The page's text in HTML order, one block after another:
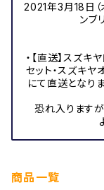
2021年3月18日
ンブ
・【直送】スズ
セット・スズキ
にて直送となり
恐れ入りますが
商品一覧